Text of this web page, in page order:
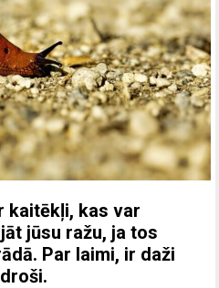
kaitēkļi, kas var
jūsu ražu, ja tos
Par laimi, ir daži